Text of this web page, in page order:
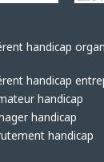
handicap
handicap
handicap
handicap
handicap